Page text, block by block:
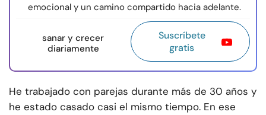
emocional y un camino compartido hacia adelante.
sanar y crecer
diariamente
Suscríbete
gratis
He trabajado con parejas durante más de 30 años y
he estado casado casi el mismo tiempo. En ese